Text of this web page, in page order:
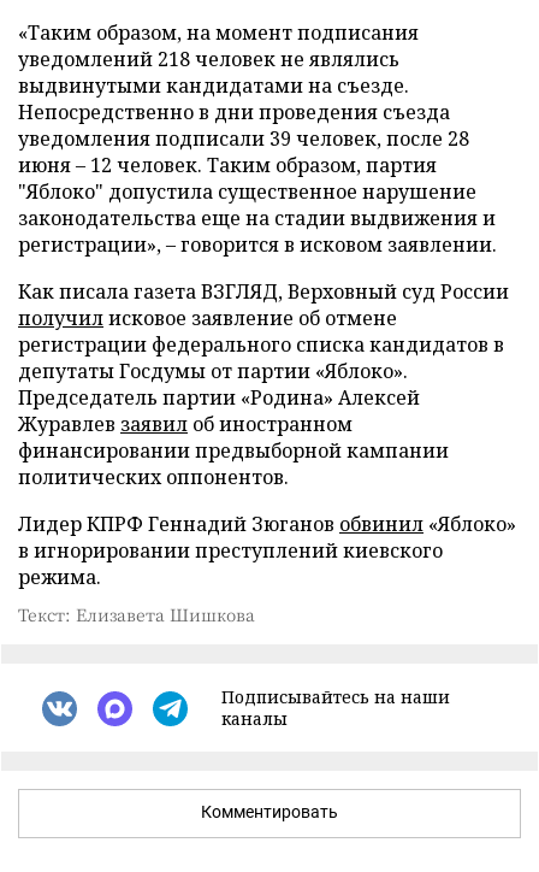
«Таким образом, на момент подписания
уведомлений 218 человек не являлись
выдвинутыми кандидатами на съезде.
Непосредственно в дни проведения съезда
уведомления подписали 39 человек, после 28
июня – 12 человек. Таким образом, партия
"Яблоко" допустила существенное нарушение
законодательства еще на стадии выдвижения и
регистрации», – говорится в исковом заявлении.
Как писала газета ВЗГЛЯД, Верховный суд России
получилисковое заявление об отмене
регистрации федерального списка кандидатов в
депутаты Госдумы от партии «Яблоко».
Председатель партии «Родина» Алексей
Журавлев заявил об иностранном
финансировании предвыборной кампании
политических оппонентов.
Лидер КПРФ Геннадий Зюганов обвинил «Яблоко»
в игнорировании преступлений киевского
режима.
Текст: Елизавета Шишкова
Подписывайтесь на наши
каналы
Комментировать